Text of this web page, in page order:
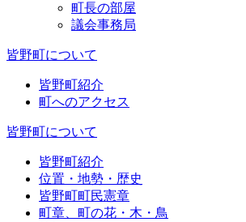
町長の部屋
議会事務局
皆野町について
皆野町紹介
町へのアクセス
皆野町について
皆野町紹介
位置・地勢・歴史
皆野町町民憲章
町章、町の花・木・鳥